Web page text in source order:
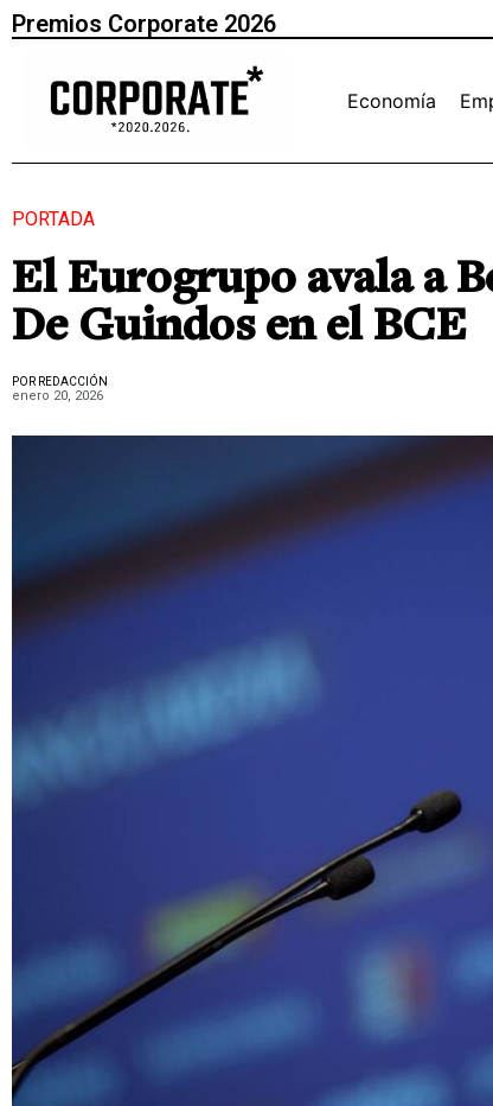
Premios Corporate 2026
Economía
PORTADA
El Eurogrupo avala a
De Guindos en el BCE
POR REDACCIÓN
enero 20, 2026